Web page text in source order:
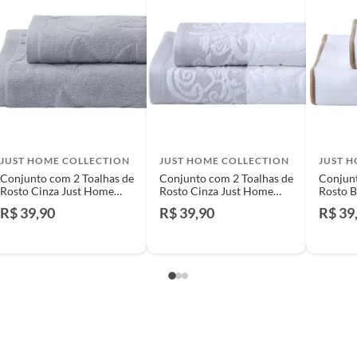
pisos, porcelanatos, revestimentos, pastilhas,
a respectiva Nota Fiscal, quando será agendada
A resposta ao cliente deverá ser imediata. Sendo
dias, a contar da data da visita técnica.
poderá ser substituído, imediatamente, acrescido
poderá optar por:
condições de uso;
JUST HOME COLLECTION
Conjunto com 2 Toalhas de
Rosto Cinza Just Home
R$ 39,90
JUST HOME COLLECTION
Conjunto com 2 Toalhas de
Rosto Cinza Just Home
R$ 39,90
JUST
Rosto
R$